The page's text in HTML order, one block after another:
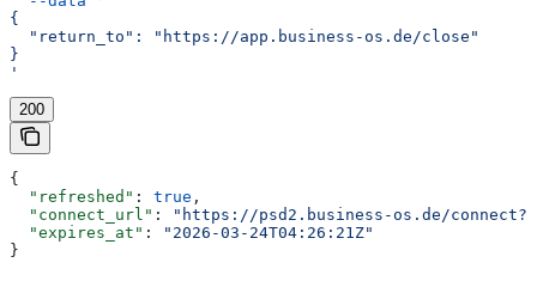
{
  "return_to": "https://app.business-os.de/close"
}
'
200
{
  "refreshed"
: true ,
  "connect_url"
:
"https://psd2.business-os.de/
  "expires_at"
:
"2026-03-24T04:26:21Z"
}